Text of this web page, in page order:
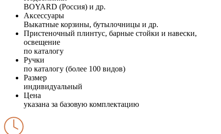
BOYARD (Россия) и др.
Аксессуары
Выкатные корзины, бутылочницы и др.
Пристеночный плинтус, барные стойки и навески,
освещение
по каталогу
Ручки
по каталогу (более 100 видов)
Размер
индивидуальный
Цена
указана за базовую комплектацию